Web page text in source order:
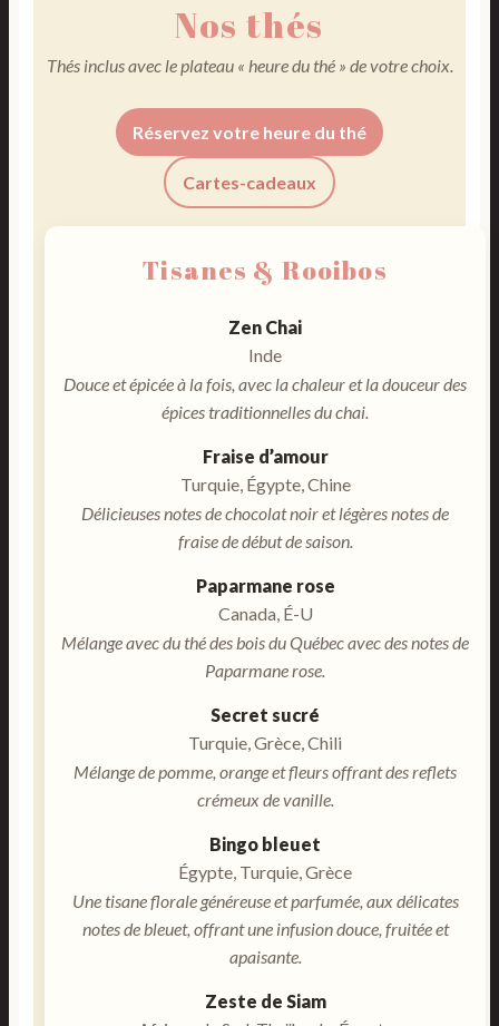
Nos thés
Thés inclus avec le plateau « heure du thé » de votre choix.
Réservez votre heure du thé
Cartes-cadeaux
Tisanes & Rooibos
Zen Chai
Inde
Douce et épicée à la fois, avec la chaleur et la douceur des
épices traditionnelles du chai.
Fraise d’amour
Turquie, Égypte, Chine
Délicieuses notes de chocolat noir et légères notes de
fraise de début de saison.
Paparmane rose
Canada, É-U
Mélange avec du thé des bois du Québec avec des notes de
Paparmane rose.
Secret sucré
Turquie, Grèce, Chili
Mélange de pomme, orange et fleurs offrant des reflets
crémeux de vanille.
Bingo bleuet
Égypte, Turquie, Grèce
Une tisane florale généreuse et parfumée, aux délicates
notes de bleuet, offrant une infusion douce, fruitée et
apaisante.
Zeste de Siam